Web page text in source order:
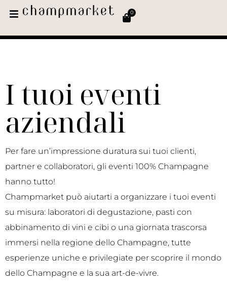
0
I tuoi eventi
aziendali
Per fare un’impressione duratura sui tuoi clienti,
partner e collaboratori, gli eventi 100% Champagne
hanno tutto!
Champmarket può aiutarti a organizzare i tuoi eventi
su misura: laboratori di degustazione, pasti con
abbinamento di vini e cibi o una giornata trascorsa
immersi nella regione dello Champagne, tutte
esperienze uniche e privilegiate per scoprire il mondo
dello Champagne e la sua art-de-vivre.